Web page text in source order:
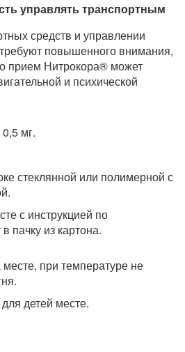
управлять транспортным
средств и управлении
повышенного внимания,
прием Нитрокора® может
и психической
мг.
стеклянной или полимерной с
с инструкцией по
из картона.
при температуре не
детей месте.